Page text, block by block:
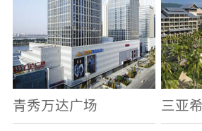
青秀万达广场 三亚